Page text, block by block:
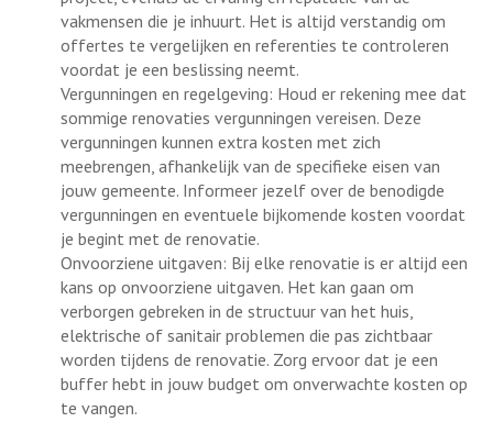
vakmensen die je inhuurt. Het is altijd verstandig om
offertes te vergelijken en referenties te controleren
voordat je een beslissing neemt.
Vergunningen en regelgeving: Houd er rekening mee dat
sommige renovaties vergunningen vereisen. Deze
vergunningen kunnen extra kosten met zich
meebrengen, afhankelijk van de specifieke eisen van
jouw gemeente. Informeer jezelf over de benodigde
vergunningen en eventuele bijkomende kosten voordat
je begint met de renovatie.
Onvoorziene uitgaven: Bij elke renovatie is er altijd een
kans op onvoorziene uitgaven. Het kan gaan om
verborgen gebreken in de structuur van het huis,
elektrische of sanitair problemen die pas zichtbaar
worden tijdens de renovatie. Zorg ervoor dat je een
buffer hebt in jouw budget om onverwachte kosten op
te vangen.